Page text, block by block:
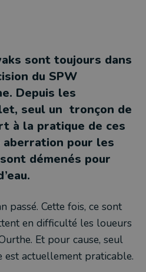
sont toujours dans
du SPW
Depuis les
seul un tronçon de
à la pratique de ces
aberration pour les
démenés pour
passé. Cette fois, ce sont
en difficulté les loueurs
Et pour cause, seul
actuellement praticable.